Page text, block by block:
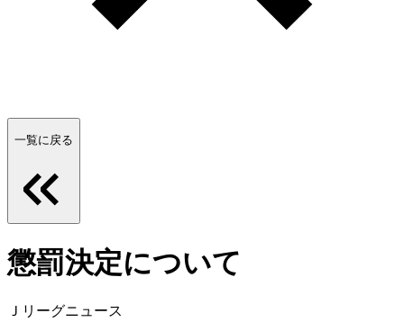
一覧に戻る
懲罰決定について
Ｊリーグニュース